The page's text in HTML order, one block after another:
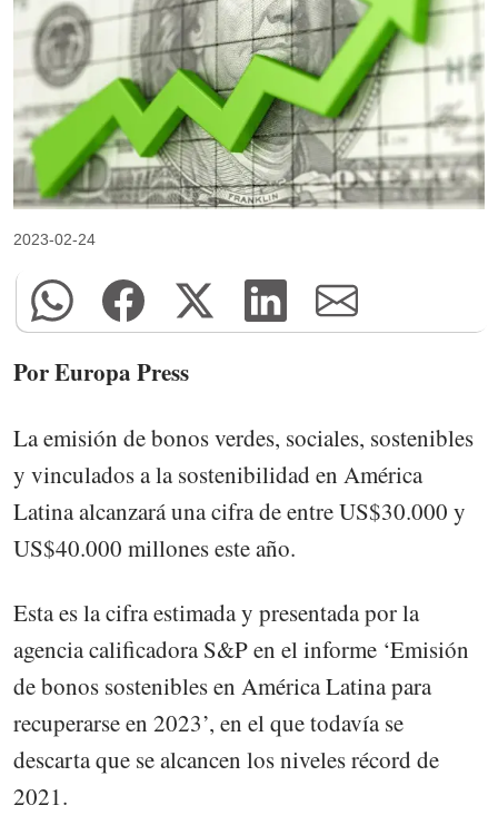
2023-02-24
Por Europa Press
La emisión de bonos verdes, sociales, sostenibles
y vinculados a la sostenibilidad en América
Latina alcanzará una cifra de entre US$30.000 y
US$40.000 millones este año.
Esta es la cifra estimada y presentada por la
agencia calificadora S&P en el informe ‘Emisión
de bonos sostenibles en América Latina para
recuperarse en 2023’, en el que todavía se
descarta que se alcancen los niveles récord de
2021.